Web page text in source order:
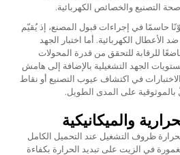
التصنيع والخصائص الكهربائية.
حاسمًا في إجراءات قبول المصنع، إذ يُقيّم
الكهربائية. أما اختبار الجهد
للرقابة للتحقق من قدرة المحولات
الجهد التشغيلية بالإضافة إلى هامش
في اكتشاف عيوب التصنيع أو نقاط
على المدى الطويل.
والميكانيكية
ظروف التشغيل عند التحميل الكامل
في الزيت على تبديد الحرارة بكفاءة